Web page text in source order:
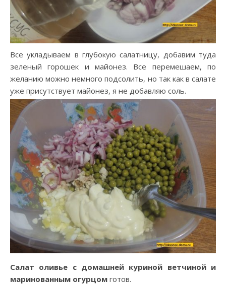
Все укладываем в глубокую салатницу, добавим туда
зеленый горошек и майонез. Все перемешаем, по
желанию можно немного подсолить, но так как в салате
уже присутствует майонез, я не добавляю соль.
Салат оливье с домашней куриной ветчиной и
маринованным огурцом готов.